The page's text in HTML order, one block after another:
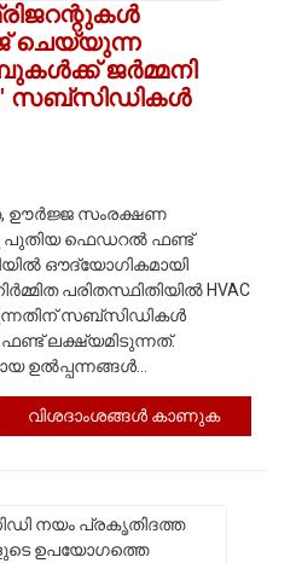
ചെയ്യുന്ന
ജർമ്മനി
സബ്‌സിഡികൾ
ഊർജ്ജ സംരക്ഷണ
പുതിയ ഫെഡറൽ ഫണ്ട്
ഔദ്യോഗികമായി
പരിതസ്ഥിതിയിൽ HVAC
സബ്‌സിഡികൾ
ലക്ഷ്യമിടുന്നത്.
വിശദാംശങ്ങൾ കാണുക